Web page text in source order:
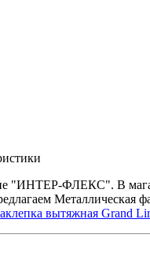
"ИНТЕР-ФЛЕКС". В
Металлическая
вытяжная Grand